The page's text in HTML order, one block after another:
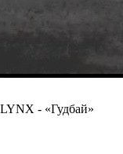
- «Гудбай»